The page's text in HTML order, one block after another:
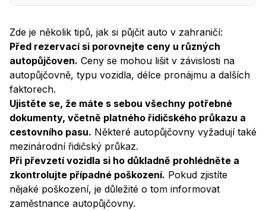
Zde je několik tipů, jak si půjčit auto v zahraničí:
Před rezervací si porovnejte ceny u různých
autopůjčoven. Ceny se mohou lišit v závislosti na
autopůjčovně, typu vozidla, délce pronájmu a dalších
faktorech.
Ujistěte se, že máte s sebou všechny potřebné
dokumenty, včetně platného řidičského průkazu a
cestovního pasu. Některé autopůjčovny vyžadují také
mezinárodní řidičský průkaz.
Při převzetí vozidla si ho důkladně prohlédněte a
zkontrolujte případné poškození. Pokud zjistíte
nějaké poškození, je důležité o tom informovat
zaměstnance autopůjčovny.